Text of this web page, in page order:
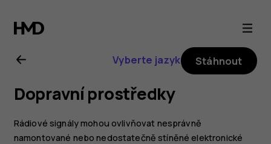
Uživatelská
příručka
k telefonu
Nokia 6.2
Vyberte jazyk Stáhnout
Dopravní prostředky
Rádiové signály mohou ovlivňovat nesprávně
namontované nebo nedostatečně stíněné elektronické